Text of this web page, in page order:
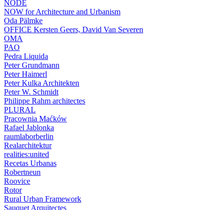
NODE
NOW for Architecture and Urbanism
Oda Pälmke
OFFICE Kersten Geers, David Van Severen
OMA
PAO
Pedra Liquida
Peter Grundmann
Peter Haimerl
Peter Kulka Architekten
Peter W. Schmidt
Philippe Rahm architectes
PLURAL
Pracownia Maćków
Rafael Jablonka
raumlaborberlin
Realarchitektur
realities:united
Recetas Urbanas
Robertneun
Roovice
Rotor
Rural Urban Framework
Sauquet Arquitectes